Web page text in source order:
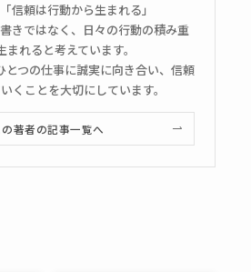
信頼は行動から生まれる」
きではなく、日々の行動の積み重
まれると考えています。
とつの仕事に誠実に向き合い、信頼
くことを大切にしています。
の著者の記事一覧へ